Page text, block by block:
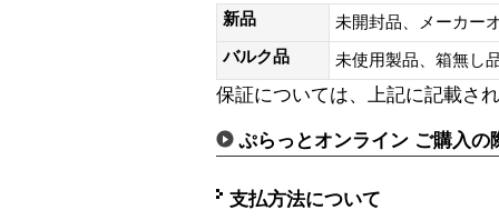
新品
未開封品、メーカー
バルク品
未使用製品、箱無
保証については、上記に記載さ
ぷらっとオンライン ご購入の
支払方法について